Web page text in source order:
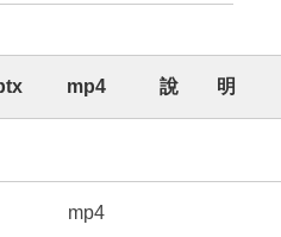
mp4 說 明
mp4